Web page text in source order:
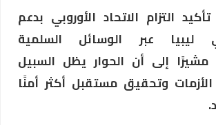
التزام الاتحاد الأوروبي بدعم
ليبيا عبر الوسائل السلمية
مشيرًا إلى أن الحوار يظل السبيل
الأزمات وتحقيق مستقبل أكثر أمنًا